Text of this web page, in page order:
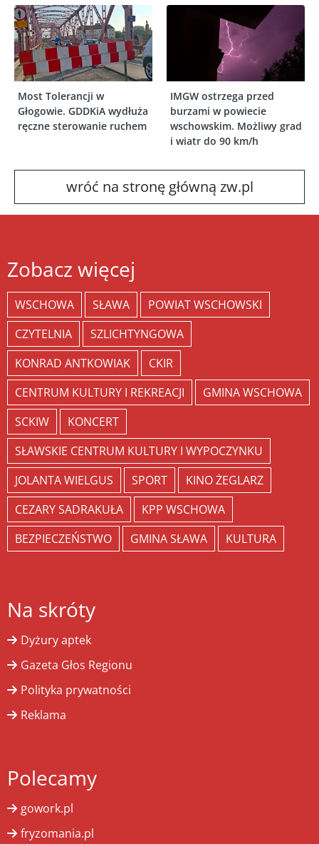
Most Tolerancji w
Głogowie. GDDKiA wydłuża
ręczne sterowanie ruchem
IMGW ostrzega przed
burzami w powiecie
wschowskim. Możliwy grad
i wiatr do 90 km/h
wróć na stronę główną zw.pl
Zobacz więcej
WSCHOWA SŁAWA
POWIAT WSCHOWSKI
CZYTELNIA
SZLICHTYNGOWA
KONRAD ANTKOWIAK
CKIR
CENTRUM KULTURY I REKREACJI
GMINA WSCHOWA
SCKIW
KONCERT
SŁAWSKIE CENTRUM KULTURY I WYPOCZYNKU
JOLANTA WIELGUS
SPORT
KINO ŻEGLARZ
CEZARY SADRAKUŁA
KPP WSCHOWA
BEZPIECZEŃSTWO
GMINA SŁAWA KULTURA
Na skróty
Dyżury aptek
Gazeta Głos Regionu
Polityka prywatności
Reklama
Polecamy
gowork.pl
fryzomania.pl